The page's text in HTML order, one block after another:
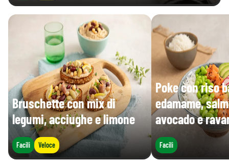
Bruschette con mix di
legumi, acciughe e limone
Facili Veloce
Poke con riso
edamame,
avocado e
Facili